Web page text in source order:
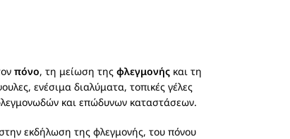
πόνο, τη μείωση της φλεγμονής και τη
ενέσιμα διαλύματα, τοπικές γέλες
και επώδυνων καταστάσεων.
εκδήλωση της φλεγμονής, του πόνου